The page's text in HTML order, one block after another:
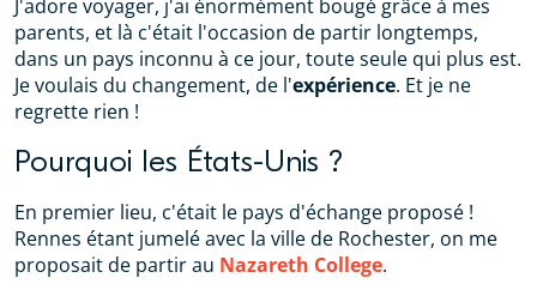
J'adore voyager, j'ai énormément bougé grâce à mes
parents, et là c'était l'occasion de partir longtemps,
dans un pays inconnu à ce jour, toute seule qui plus est.
Je voulais du changement, de l'expérience. Et je ne
regrette rien !
Pourquoi les États-Unis ?
En premier lieu, c'était le pays d'échange proposé !
Rennes étant jumelé avec la ville de Rochester, on me
proposait de partir au Nazareth College.